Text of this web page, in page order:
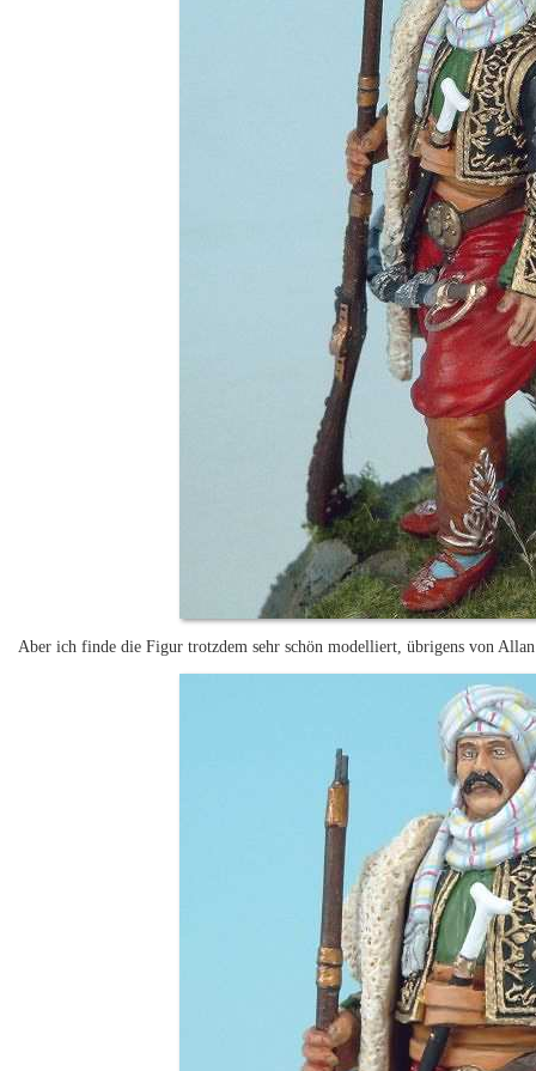
Aber ich finde die Figur trotzdem sehr schön modelliert, übrigens von